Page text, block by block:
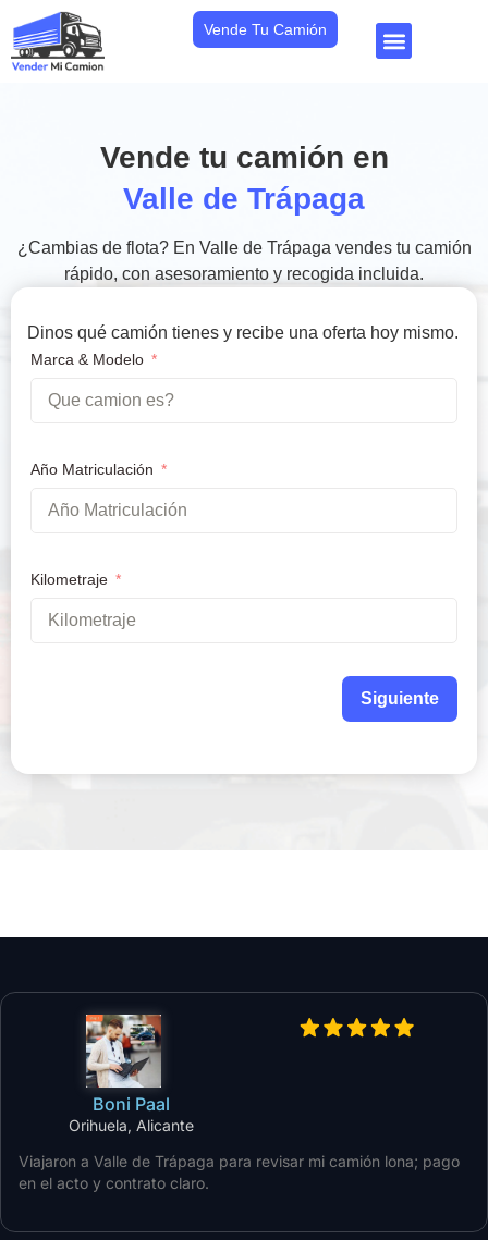
Vende Tu Camión
Vende tu camión en
Valle de Trápaga
¿Cambias de flota? En Valle de Trápaga vendes tu camión
rápido, con asesoramiento y recogida incluida.
Dinos qué camión tienes y recibe una oferta hoy mismo.
Marca & Modelo
Año Matriculación
Kilometraje
Siguiente
Boni Paal
Orihuela, Alicante
Viajaron a Valle de Trápaga para revisar mi camión lona; pago
en el acto y contrato claro.